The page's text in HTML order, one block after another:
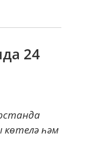
...
аязучан
әйләнә-